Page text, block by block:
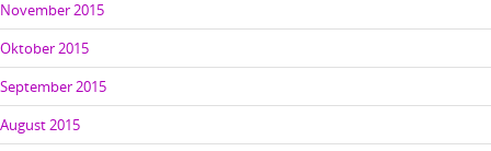
November 2015
Oktober 2015
September 2015
August 2015